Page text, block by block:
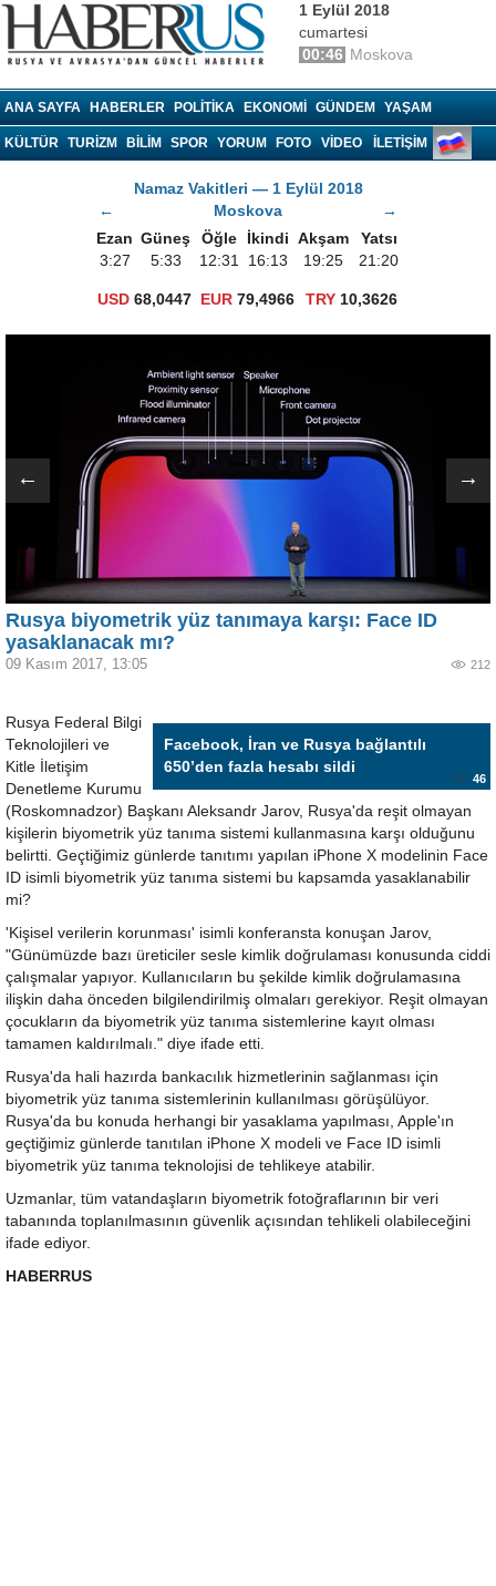
1 Eylül 2018
cumartesi
00:46 Moskova
ANA SAYFA HABERLER POLITIKA EKONOMI GÜNDEM YAŞAM
KÜLTÜR TURIZM BILIM SPOR YORUM FOTO VIDEO İLETİŞİM
Namaz Vakitleri — 1 Eylül 2018
←
Moskova
→
Ezan Güneş Öğle İkindi Akşam
Yatsı
3:27
5:33 12:31 16:13 19:25 21:20
USD 68,0447 EUR 79,4966 TRY10,3626
← →
Rusya biyometrik yüz tanımaya karşı: Face ID
yasaklanacak mı?
09 Kasım 2017, 13:05 212
Facebook, İran ve Rusya bağlantılı
650’den fazla hesabı sildi
46
Rusya Federal Bilgi
Teknolojileri ve
Kitle İletişim
Denetleme Kurumu
(Roskomnadzor) Başkanı Aleksandr Jarov, Rusya'da reşit olmayan
kişilerin biyometrik yüz tanıma sistemi kullanmasına karşı olduğunu
belirtti. Geçtiğimiz günlerde tanıtımı yapılan iPhone X modelinin Face
ID isimli biyometrik yüz tanıma sistemi bu kapsamda yasaklanabilir
mi?
'Kişisel verilerin korunması' isimli konferansta konuşan Jarov,
"Günümüzde bazı üreticiler sesle kimlik doğrulaması konusunda ciddi
çalışmalar yapıyor. Kullanıcıların bu şekilde kimlik doğrulamasına
ilişkin daha önceden bilgilendirilmiş olmaları gerekiyor. Reşit olmayan
çocukların da biyometrik yüz tanıma sistemlerine kayıt olması
tamamen kaldırılmalı." diye ifade etti.
Rusya'da hali hazırda bankacılık hizmetlerinin sağlanması için
biyometrik yüz tanıma sistemlerinin kullanılması görüşülüyor.
Rusya'da bu konuda herhangi bir yasaklama yapılması, Apple'ın
geçtiğimiz günlerde tanıtılan iPhone X modeli ve Face ID isimli
biyometrik yüz tanıma teknolojisi de tehlikeye atabilir.
Uzmanlar, tüm vatandaşların biyometrik fotoğraflarının bir veri
tabanında toplanılmasının güvenlik açısından tehlikeli olabileceğini
ifade ediyor.
HABERRUS